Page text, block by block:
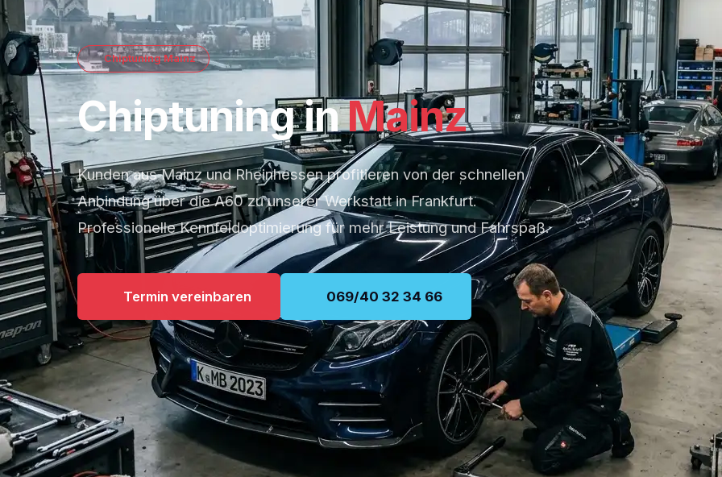
Chiptuning Mainz
Chiptuning inMainz
Kunden aus Mainz und Rheinhessen profitieren von der schnellen
Anbindung über die A60 zu unserer Werkstatt in Frankfurt.
Professionelle Kennfeldoptimierung für mehr Leistung und Fahrspaß.
Termin vereinbaren 069/40 32 34 66